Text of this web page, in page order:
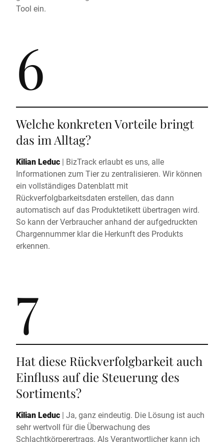
Tool ein.
6
Welche konkreten Vorteile bringt
das im Alltag?
Kilian Leduc | BizTrack erlaubt es uns, alle
Informationen zum Tier zu zentralisieren. Wir können
ein vollständiges Datenblatt mit
Rückverfolgbarkeitsdaten erstellen, das dann
automatisch auf das Produktetikett übertragen wird.
So kann der Verbraucher anhand der aufgedruckten
Chargennummer klar die Herkunft des Produkts
erkennen.
7
Hat diese Rückverfolgbarkeit auch
Einfluss auf die Steuerung des
Sortiments?
Kilian Leduc | Ja, ganz eindeutig. Die Lösung ist auch
sehr wertvoll für die Überwachung des
Schlachtkörperertrags. Als Verantwortlicher kann ich